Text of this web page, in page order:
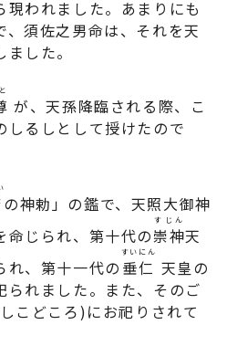
われました。あまりにも
須佐之男命は、それを天
した。
が、天孫降臨される際、こ
しるしとして授けたので
の神勅」の鑑で、天照大御神
命じられ、第十代の崇神
すじん
天
れ、第十一代の 垂仁
すいにん
天皇の
られました。また、そのご
こどころ)にお祀りされて